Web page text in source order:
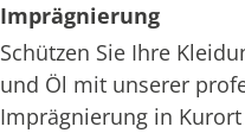
Imprägnierung
Schützen Sie Ihre
und Öl mit unserer
Imprägnierung in Kurort